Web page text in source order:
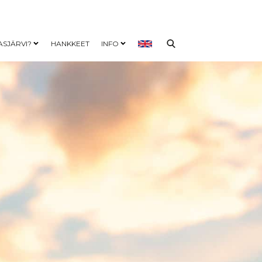
Open child menu
HANKKEET INFO
Open child menu